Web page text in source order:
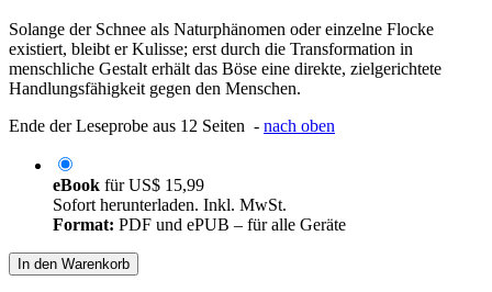
Solange der Schnee als Naturphänomen oder einzelne Flocke
existiert, bleibt er Kulisse; erst durch die Transformation in
menschliche Gestalt erhält das Böse eine direkte, zielgerichtete
Handlungsfähigkeit gegen den Menschen.
Ende der Leseprobe aus 12 Seiten - nach oben
eBook fürUS$ 15,99
Sofort herunterladen. Inkl. MwSt.
Format: PDF und ePUB – für alle Geräte
In den Warenkorb